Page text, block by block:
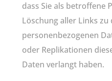
dass Sie als betroffene
Löschung aller Links zu
personenbezogenen
oder Replikationen
Daten verlangt haben.